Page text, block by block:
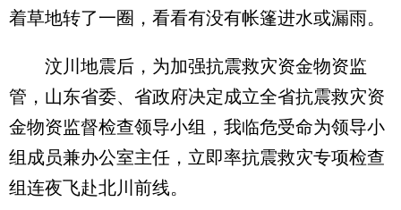
着草地转了一圈，看看有没有帐篷进水或漏雨。
汶川地震后，为加强抗震救灾资金物资监
管，山东省委、省政府决定成立全省抗震救灾资
金物资监督检查领导小组，我临危受命为领导小
组成员兼办公室主任，立即率抗震救灾专项检查
组连夜飞赴北川前线。